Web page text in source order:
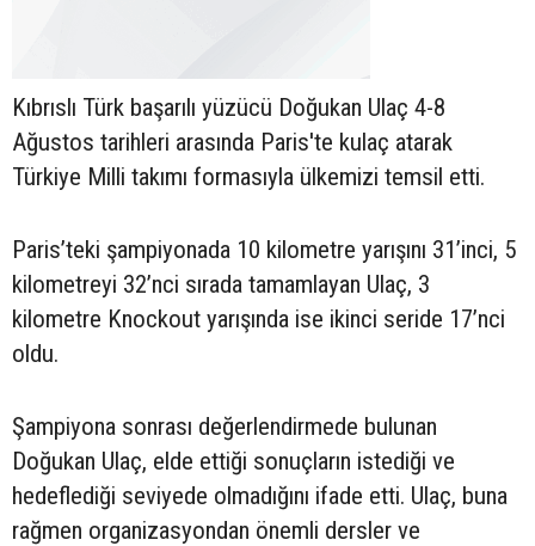
Kıbrıslı Türk başarılı yüzücü Doğukan Ulaç 4-8
Ağustos tarihleri arasında Paris'te kulaç atarak
Türkiye Milli takımı formasıyla ülkemizi temsil etti.
Paris’teki şampiyonada 10 kilometre yarışını 31’inci, 5
kilometreyi 32’nci sırada tamamlayan Ulaç, 3
kilometre Knockout yarışında ise ikinci seride 17’nci
oldu.
Şampiyona sonrası değerlendirmede bulunan
Doğukan Ulaç, elde ettiği sonuçların istediği ve
hedeflediği seviyede olmadığını ifade etti. Ulaç, buna
rağmen organizasyondan önemli dersler ve